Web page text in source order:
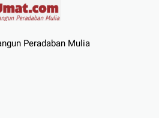
Peradaban Mulia